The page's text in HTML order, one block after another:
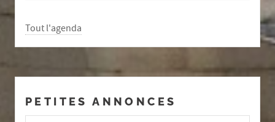
Tout l'agenda
PETITES ANNONCES